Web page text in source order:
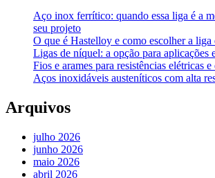
Aço inox ferrítico: quando essa liga é a
seu projeto
O que é Hastelloy e como escolher a liga
Ligas de níquel: a opção para aplicações
Fios e arames para resistências elétricas
Aços inoxidáveis austeníticos com alta
Arquivos
julho 2026
junho 2026
maio 2026
abril 2026